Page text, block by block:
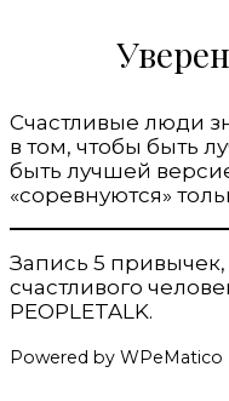
Счастливые люди
в том, чтобы быть
быть лучшей
«соревнуются»
Запись 5
счастливого
PEOPLETALK.
Powered by WPeMatico